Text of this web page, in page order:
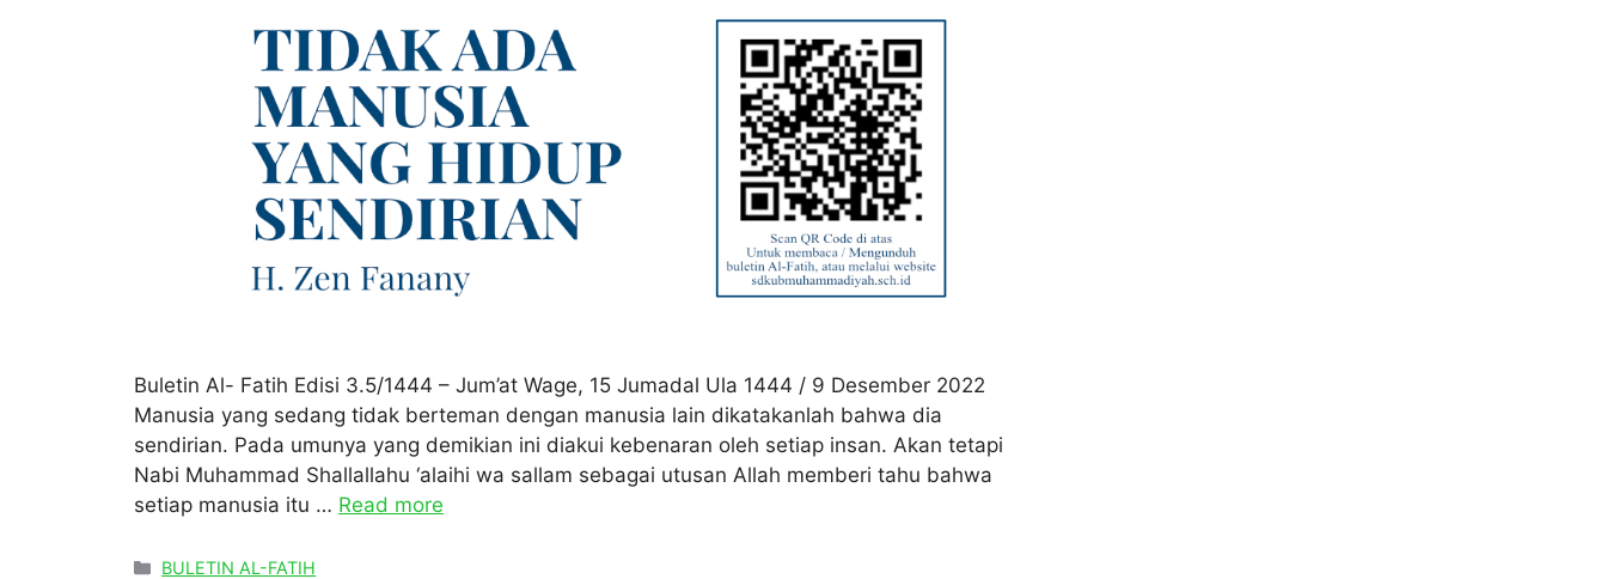
Buletin Al- Fatih Edisi 3.5/1444 – Jum’at Wage, 15 Jumadal Ula 1444 / 9 Desember 2022
Manusia yang sedang tidak berteman dengan manusia lain dikatakanlah bahwa dia
sendirian. Pada umunya yang demikian ini diakui kebenaran oleh setiap insan. Akan tetapi
Nabi Muhammad Shallallahu ‘alaihi wa sallam sebagai utusan Allah memberi tahu bahwa
setiap manusia itu … Read more
Categories
BULETIN AL-FATIH